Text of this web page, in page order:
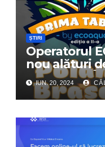
ȘTIRI
Operatorul
nou alături
călărășeni.
Tabără”!
IUN. 20, 2024